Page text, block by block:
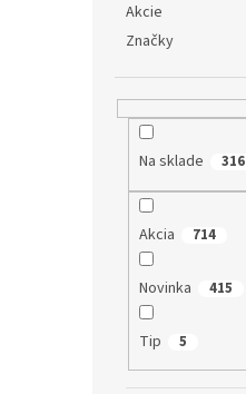
Akcie
Značky
Na sklade 316
Akcia 714
Novinka 415
Tip 5